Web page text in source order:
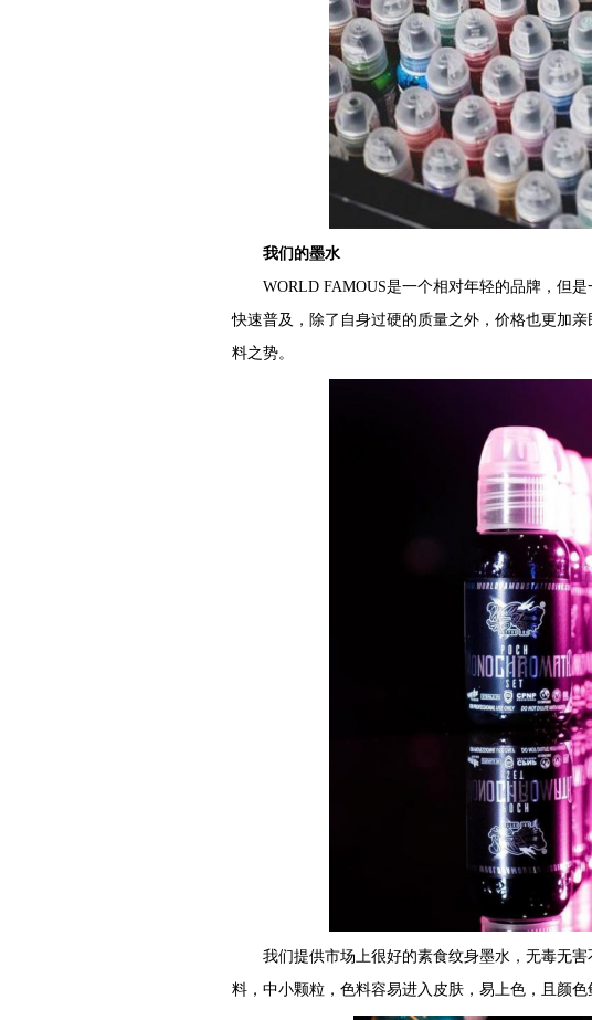
我们的墨水
WORLD FAMOUS是一个相对年轻的品牌，但
快速普及，除了自身过硬的质量之外，价格也更加
料之势。
我们提供市场上很好的素食纹身墨水，无毒无
料，中小颗粒，色料容易进入皮肤，易上色，且颜色